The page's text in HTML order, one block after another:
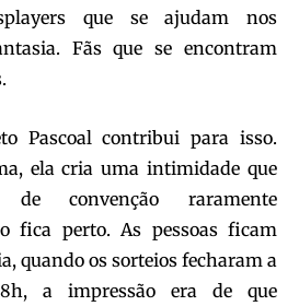
que se ajudam nos
Fãs que se encontram
Pascoal contribui para isso.
ela cria uma intimidade que
de convenção raramente
fica perto. As pessoas ficam
quando os sorteios fecharam a
a impressão era de que